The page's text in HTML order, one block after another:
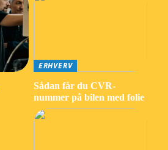
ERHVERV
Sådan får du CVR-
nummer på bilen med folie